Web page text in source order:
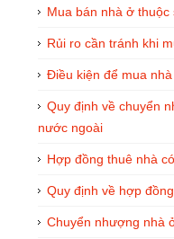
Mua bán nhà ở thuộc
Rủi ro cần tránh khi
Điều kiện để mua
Quy định về chuyển
nước ngoài
Hợp đồng thuê nhà
Quy định về hợp
Chuyển nhượng nhà